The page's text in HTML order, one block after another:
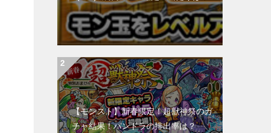
【モンスト】新春限定！超獣神祭のガ
チャ結果！パンドラの排出率は？